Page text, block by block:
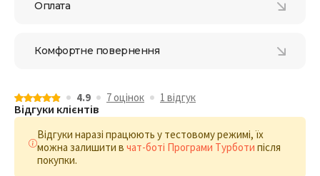
Оплата
Комфортне повернення
4.9 7 оцiнок 1 відгук
Відгуки клієнтів
Відгуки наразі працюють у тестовому режимі, їх
можна залишити в чат-боті Програми Турботи після
покупки.